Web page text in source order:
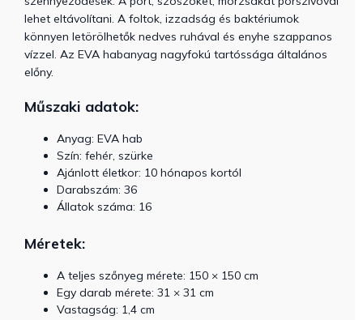
lehet eltávolítani. A foltok, izzadság és baktériumok
könnyen letörölhetők nedves ruhával és enyhe szappanos
vízzel. Az EVA habanyag nagyfokú tartóssága általános
előny.
Műszaki adatok:
Anyag: EVA hab
Szín: fehér, szürke
Ajánlott életkor: 10 hónapos kortól
Darabszám: 36
Állatok száma: 16
Méretek:
A teljes szőnyeg mérete: 150 × 150 cm
Egy darab mérete: 31 × 31 cm
Vastagság: 1,4 cm